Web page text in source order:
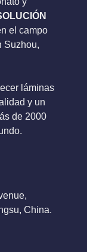
el campo
Suzhou,
láminas
y un
de 2000
China.